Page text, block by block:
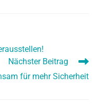
Nächster Beitrag
für mehr Sicherheit